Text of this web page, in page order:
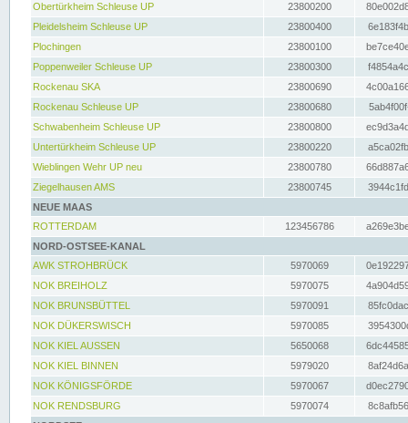
Obertürkheim Schleuse UP
23800200
Pleidelsheim Schleuse UP
23800400
Plochingen
23800100
Poppenweiler Schleuse UP
23800300
Rockenau SKA
23800690
Rockenau Schleuse UP
23800680
Schwabenheim Schleuse UP
23800800
Untertürkheim Schleuse UP
23800220
Wieblingen Wehr UP neu
23800780
Ziegelhausen AMS
23800745
NEUE MAAS
ROTTERDAM
123456786
NORD-OSTSEE-KANAL
AWK STROHBRÜCK
5970069
NOK BREIHOLZ
5970075
NOK BRUNSBÜTTEL
5970091
NOK DÜKERSWISCH
5970085
NOK KIEL AUSSEN
5650068
NOK KIEL BINNEN
5979020
NOK KÖNIGSFÖRDE
5970067
NOK RENDSBURG
5970074